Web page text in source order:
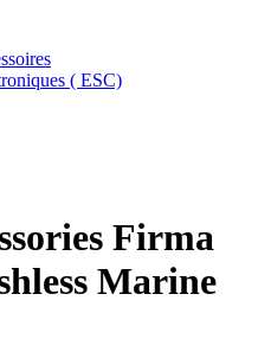
( ESC)
Firma
Marine